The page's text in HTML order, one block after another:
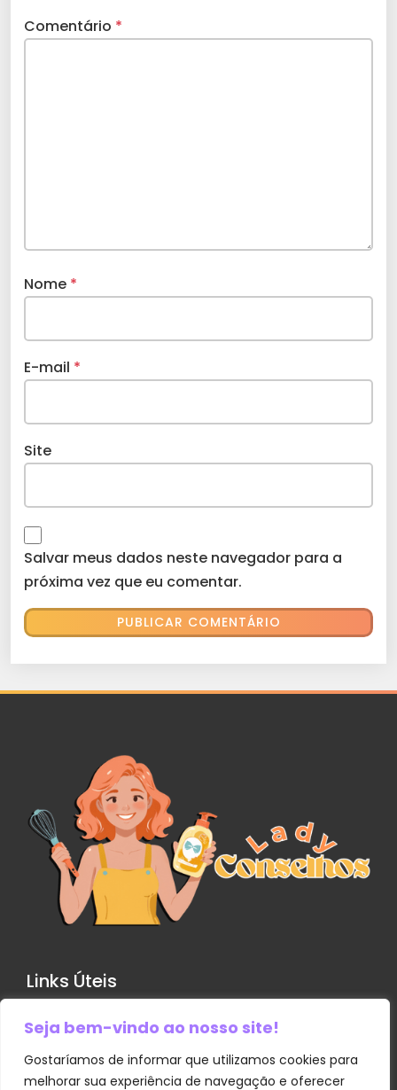
Seja bem-vindo ao nosso site!
Gostaríamos de informar que utilizamos cookies para
melhorar sua experiência de navegação e oferecer
Comentário *
Nome *
E-mail *
Site
Salvar meus dados neste navegador para a
próxima vez que eu comentar.
Links Úteis
Contato
Política de Privacidade
Sobre Nós